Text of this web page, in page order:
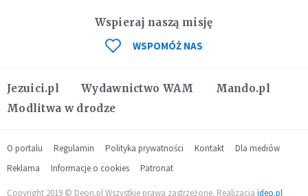
Jezuici.pl Wydawnictwo WAM
Mando.pl
Modlitwa w drodze
Wspieraj naszą misję
WSPOMÓŻ NAS
O portalu Regulamin Polityka prywatności Kontakt
Dla mediów
Reklama
Informacje o cookies Patronat
Copyright 2019 © Deon.pl Wszystkie prawa zastrzeżone. Realizacja ideo.pl